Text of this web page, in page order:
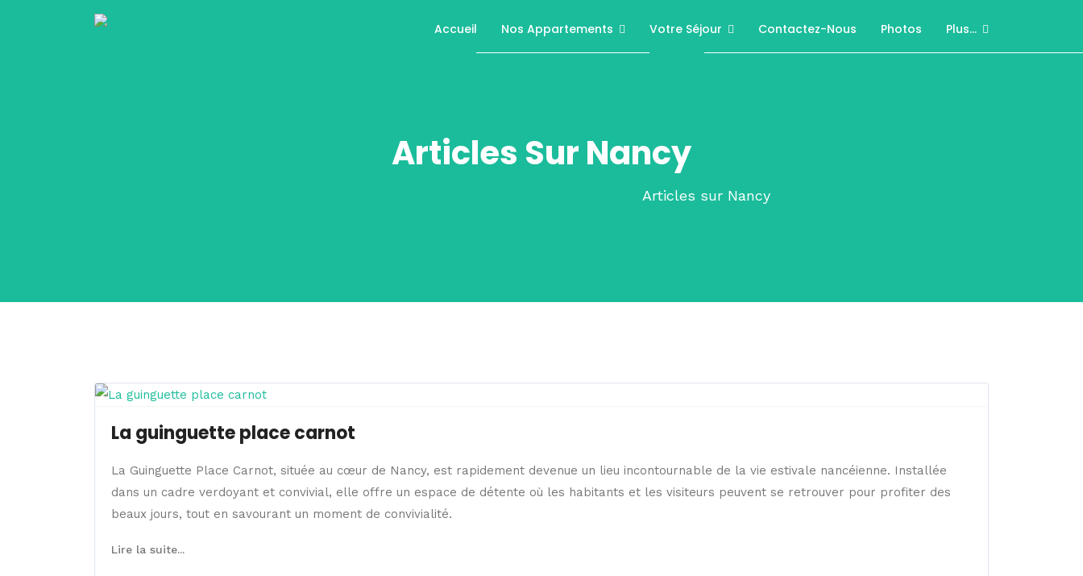
Accueil Nos Appartements Votre Séjour Contactez-Nous Photos Plus...
Articles Sur Nancy
Articles sur Nancy
La guinguette place carnot
La Guinguette Place Carnot, située au cœur de Nancy, est rapidement devenue un lieu incontournable de la vie estivale nancéienne. Installée
dans un cadre verdoyant et convivial, elle offre un espace de détente où les habitants et les visiteurs peuvent se retrouver pour profiter des
beaux jours, tout en savourant un moment de convivialité.
Lire la suite...